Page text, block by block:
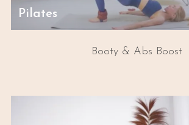
Pilates
Booty & Abs Boost